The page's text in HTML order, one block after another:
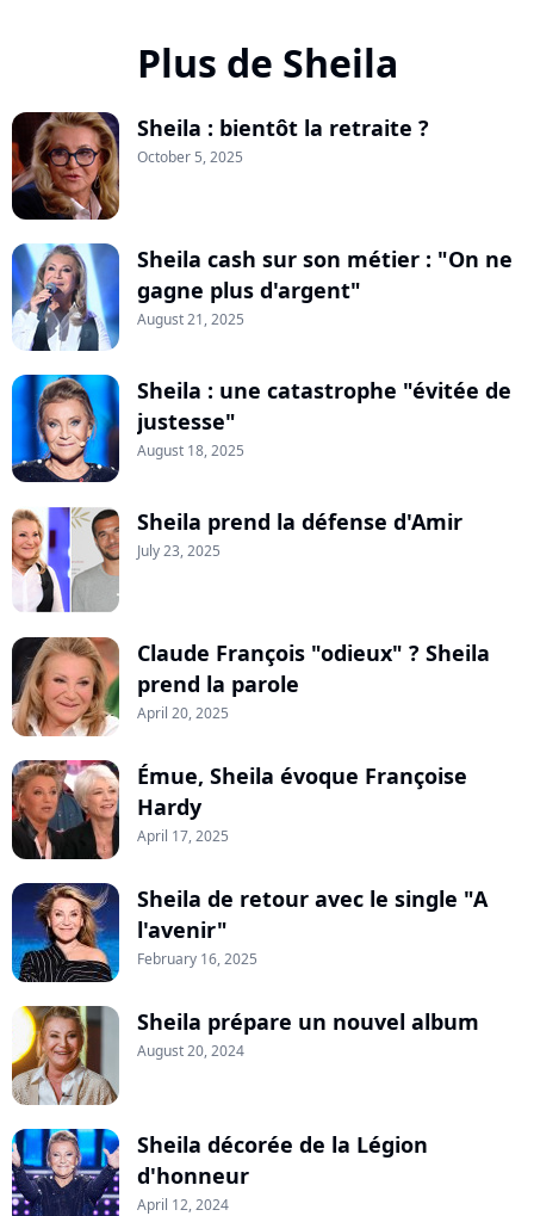
Plus de Sheila
Sheila : bientôt la retraite ?
October 5, 2025
Sheila cash sur son métier : "On ne
gagne plus d'argent"
August 21, 2025
Sheila : une catastrophe "évitée de
justesse"
August 18, 2025
Sheila prend la défense d'Amir
July 23, 2025
Claude François "odieux" ? Sheila
prend la parole
April 20, 2025
Émue, Sheila évoque Françoise
Hardy
April 17, 2025
Sheila de retour avec le single "A
l'avenir"
February 16, 2025
Sheila prépare un nouvel album
August 20, 2024
Sheila décorée de la Légion
d'honneur
April 12, 2024